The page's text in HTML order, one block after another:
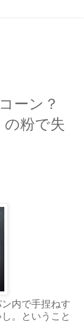
ーン？
の粉で失
内で手捏ねす
。ということ